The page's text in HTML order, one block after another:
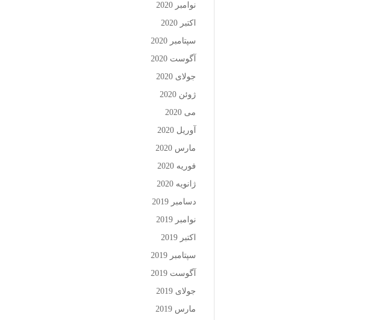
نوامبر 2020
اکتبر 2020
سپتامبر 2020
آگوست 2020
جولای 2020
ژوئن 2020
می 2020
آوریل 2020
مارس 2020
فوریه 2020
ژانویه 2020
دسامبر 2019
نوامبر 2019
اکتبر 2019
سپتامبر 2019
آگوست 2019
جولای 2019
مارس 2019